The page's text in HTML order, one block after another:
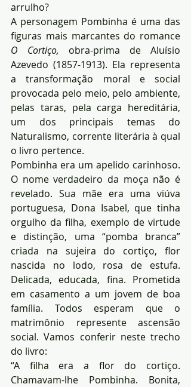
arrulho?
A personagem Pombinha é uma das
O Cortiço, obra-prima de Aluísio
Azevedo (1857-1913). Ela representa
a transformação moral e social
provocada pelo meio, pelo ambiente,
pelas taras, pela carga hereditária,
um dos principais temas do
Naturalismo, corrente literária à qual
o livro pertence.
Pombinha era um apelido carinhoso.
O nome verdadeiro da moça não é
revelado. Sua mãe era uma viúva
portuguesa, Dona Isabel, que tinha
orgulho da filha, exemplo de virtude
e distinção, uma “pomba branca”
criada na sujeira do cortiço, flor
nascida no lodo, rosa de estufa.
Delicada, educada, fina. Prometida
em casamento a um jovem de boa
família. Todos esperam que o
matrimônio represente ascensão
social. Vamos conferir neste trecho
do livro:
“A filha era a flor do cortiço.
Chamavam-lhe Pombinha. Bonita,